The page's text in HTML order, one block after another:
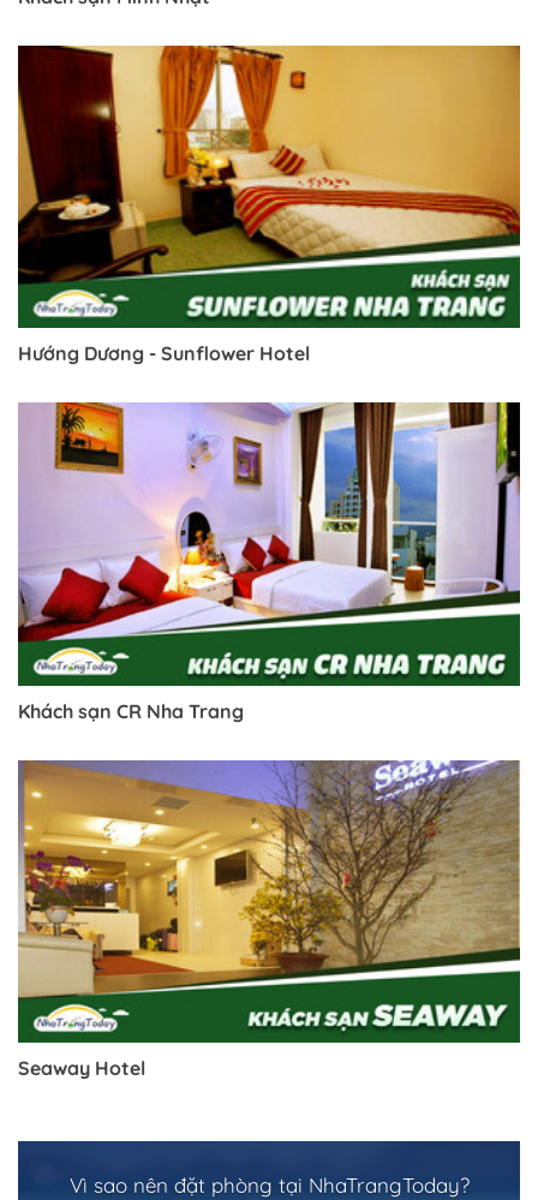
Trở về trang trước đó
Hướng Dương - Sunflower Hotel
Khách sạn CR Nha Trang
Seaway Hotel
Vì sao nên đặt phòng tại NhaTrangToday?